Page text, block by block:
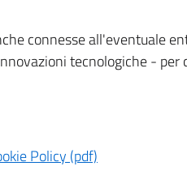
connesse all'eventuale
tecnologiche -
Policy (pdf)